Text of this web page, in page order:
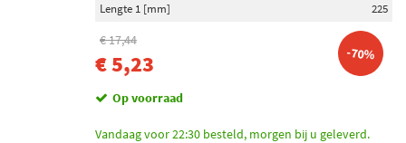
Niet op voorraad (68)
Op voorraad (35)
Lengte 1 [mm]
225
€ 17,44
€ 5,23 -70%
Op voorraad
Vandaag voor 22:30 besteld, morgen bij u geleverd.